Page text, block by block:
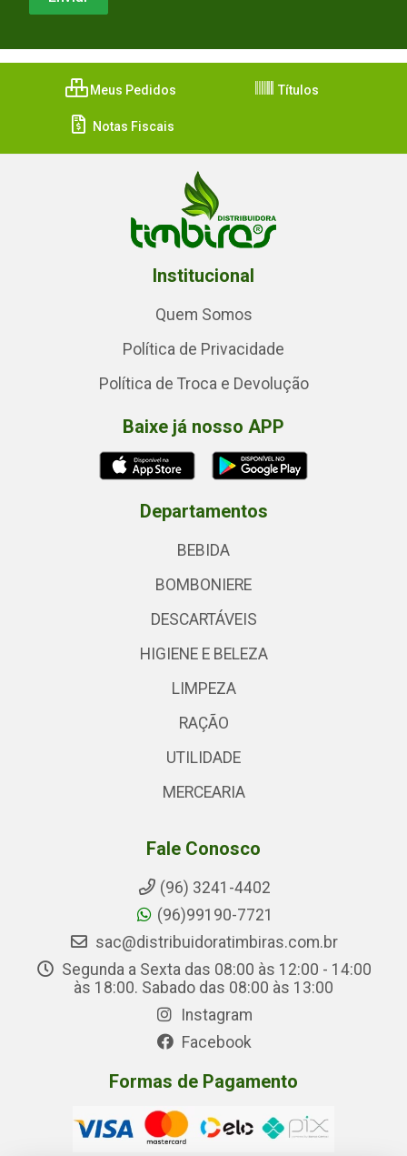
Meus Pedidos Títulos
Notas Fiscais
Institucional
Quem Somos
Política de Privacidade
Política de Troca e Devolução
Baixe já nosso APP
Departamentos
BEBIDA
BOMBONIERE
DESCARTÁVEIS
HIGIENE E BELEZA
LIMPEZA
RAÇÃO
UTILIDADE
MERCEARIA
Fale Conosco
(96) 3241-4402
(96)99190-7721
sac@distribuidoratimbiras.com.br
Segunda a Sexta das 08:00 às 12:00 - 14:00
às 18:00. Sabado das 08:00 às 13:00
Instagram
Facebook
Formas de Pagamento